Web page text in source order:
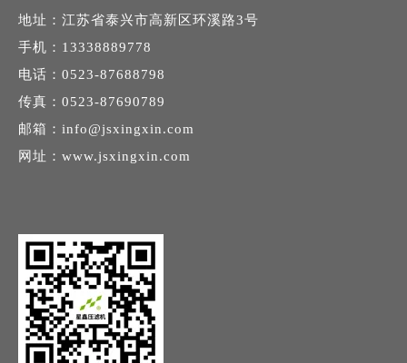
地址：江苏省泰兴市高新区环溪路3号
手机：13338889778
电话：0523-87688798
传真：0523-87690789
邮箱： info@jsxingxin.com
网址： www.jsxingxin.com